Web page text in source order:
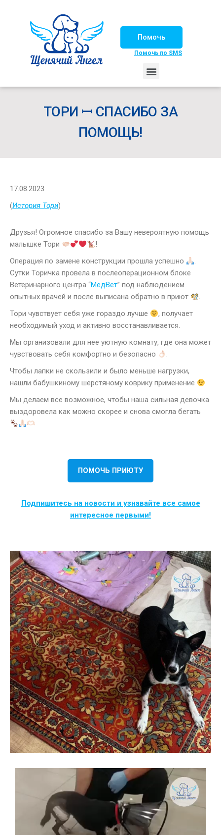
Помочь
Помочь по SMS
ТОРИ ꟷ СПАСИБО ЗА
ПОМОЩЬ!
17.08.2023
(История Тори)
Друзья! Огромное спасибо за Вашу невероятную помощь
малышке Тори
!
Операция по замене конструкции прошла успешно
.
Сутки Торичка провела в послеоперационном блоке
Ветеринарного центра “МедВет” под наблюдением
опытных врачей и после выписана обратно в приют
.
Тори чувствует себя уже гораздо лучше
, получает
необходимый уход и активно восстанавливается.
Мы организовали для нее уютную комнату, где она может
чувствовать себя комфортно и безопасно
.
Чтобы лапки не скользили и было меньше нагрузки,
нашли бабушкиному шерстяному коврику применение
.
Мы делаем все возможное, чтобы наша сильная девочка
выздоровела как можно скорее и снова смогла бегать
ПОМОЧЬ ПРИЮТУ
Подпишитесь на новости и узнавайте все самое
интересное первыми!